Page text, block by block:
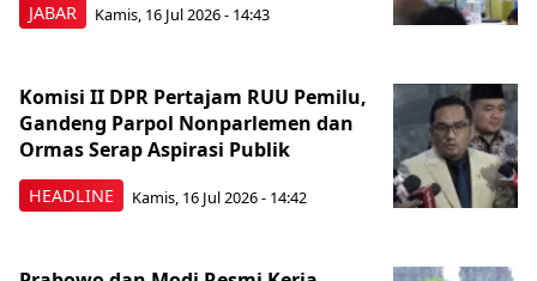
JABAR Kamis, 16 Jul 2026 - 14:43
HEADLINE
Komisi II DPR Pertajam RUU Pemilu,
Gandeng Parpol Nonparlemen dan
Ormas Serap Aspirasi Publik
Kamis, 16 Jul 2026 - 14:42